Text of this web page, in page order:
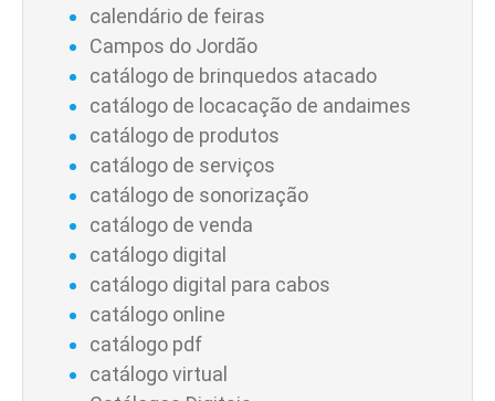
calendário de feiras
Campos do Jordão
catálogo de brinquedos atacado
catálogo de locacação de andaimes
catálogo de produtos
catálogo de serviços
catálogo de sonorização
catálogo de venda
catálogo digital
catálogo digital para cabos
catálogo online
catálogo pdf
catálogo virtual